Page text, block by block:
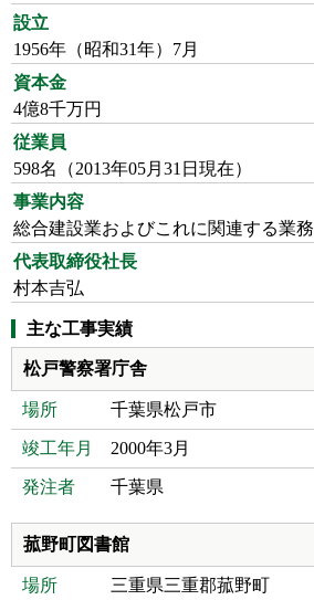
設立
1956年（昭和31年）7月
資本金
4億8千万円
従業員
598名（2013年05月31日現在）
事業内容
総合建設業およびこれに関連する業務
代表取締役社長
村本吉弘
主な工事実績
松戸警察署庁舎
場所 千葉県松戸市
竣工年月 2000年3月
発注者 千葉県
菰野町図書館
場所 三重県三重郡菰野町